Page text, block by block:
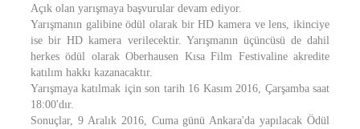
Açık olan yarışmaya başvurular devam ediyor.
Yarışmanın galibine ödül olarak bir HD kamera ve lens, ikinciye
ise bir HD kamera verilecektir. Yarışmanın üçüncüsü de dahil
herkes ödül olarak Oberhausen Kısa Film Festivaline akredite
katılım hakkı kazanacaktır.
Yarışmaya katılmak için son tarih 16 Kasım 2016, Çarşamba saat
18:00'dır.
Sonuçlar, 9 Aralık 2016, Cuma günü Ankara'da yapılacak Ödül